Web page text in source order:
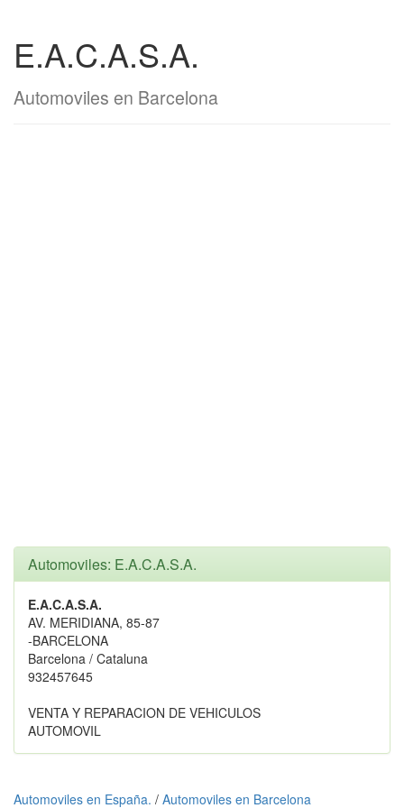
E.A.C.A.S.A.
Automoviles en Barcelona
Automoviles: E.A.C.A.S.A.
E.A.C.A.S.A.
AV. MERIDIANA, 85-87
-BARCELONA
Barcelona / Cataluna
932457645
VENTA Y REPARACION DE VEHICULOS
AUTOMOVIL
Automoviles en España. / Automoviles en Barcelona